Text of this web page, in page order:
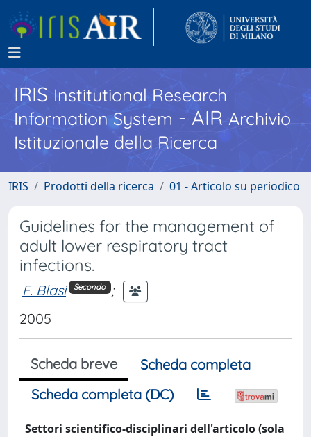
IRISInstitutional Research
Information System - AIR Archivio
Istituzionale della Ricerca
IRIS Prodotti della ricerca 01 - Articolo su periodico
Guidelines for the management of
adult lower respiratory tract
infections.
F. Blasi Secondo ;
2005
Scheda breve
Scheda completa
Scheda completa (DC)
Settori scientifico-disciplinari dell'articolo (sola